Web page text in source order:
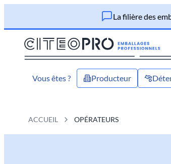
La filière des
Vous êtes ? Producteur
ACCUEIL OPÉRATEURS